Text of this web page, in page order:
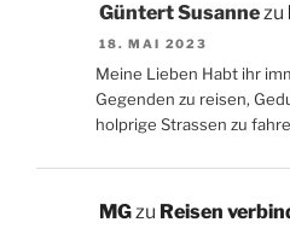
Güntert Susannezu
18. MAI 2023
Meine Lieben Habt ihr
Gegenden zu reisen,
holprige Strassen zu
MGzu Reisen